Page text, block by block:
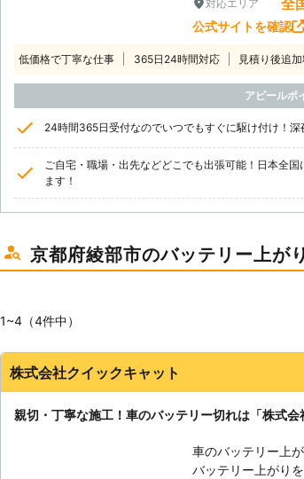
対応エリア
公式サイトを確認
低価格で丁寧な仕事 365日24時間対応 見積り後追
アピールポ
24時間365日受付なのでいつでもすぐに駆け付け！深
ご自宅・職場・出先などどこでも出張可能！日本全
ます！
京都府綾部市のバッテリー上が
1~4（4件中）
株式会社クイックキャット
親切・丁寧な施工！車のバッテリー切れは「株式
車のバッテリー上
バッテリー上がり